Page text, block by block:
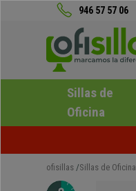
946 57 57 06
Sillas de
Oficina
ofisillas Sillas de Oficina